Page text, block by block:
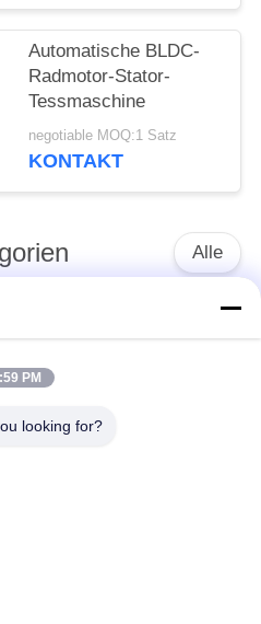
Automatische BLDC-
Radmotor-Stator-
Tessmaschine
negotiable MOQ:1 Satz
KONTAKT
Alle
Elektromotor-
PM
looking for?